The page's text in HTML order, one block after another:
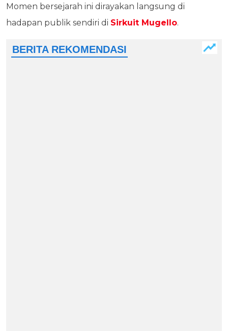
Momen bersejarah ini dirayakan langsung di
hadapan publik sendiri di Sirkuit Mugello.